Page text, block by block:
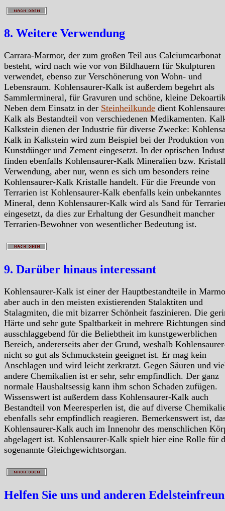
8. Weitere Verwendung
Carrara-Marmor, der zum großen Teil aus Calciumcarbonat
besteht, wird nach wie vor von Bildhauern für Skulpturen
verwendet, ebenso zur Verschönerung von Wohn- und
Lebensraum. Kohlensaurer-Kalk ist außerdem begehrt als
Sammlermineral, für Gravuren und schöne, kleine
Neben dem Einsatz in der Steinheilkunde dient
Kalk als Bestandteil von verschiedenen Medikamenten.
Kalkstein dienen der Industrie für diverse Zwecke:
Kalk in Kalkstein wird zum Beispiel bei der Produktion von
Kunstdünger und Zement eingesetzt. In der optischen
finden ebenfalls Kohlensaurer-Kalk Mineralien bzw.
Verwendung, aber nur, wenn es sich um besonders reine
Kohlensaurer-Kalk Kristalle handelt. Für die Freunde von
Terrarien ist Kohlensaurer-Kalk ebenfalls kein unbekanntes
Mineral, denn Kohlensaurer-Kalk wird als Sand für
eingesetzt, da dies zur Erhaltung der Gesundheit mancher
Terrarien-Bewohner von wesentlicher Bedeutung ist.
9. Darüber hinaus interessant
Kohlensaurer-Kalk ist einer der Hauptbestandteile in
aber auch in den meisten existierenden Stalaktiten und
Stalagmiten, die mit bizarrer Schönheit faszinieren. Die
Härte und sehr gute Spaltbarkeit in mehrere Richtungen sind
ausschlaggebend für die Beliebtheit im kunstgewerblichen
Bereich, andererseits aber der Grund, weshalb
nicht so gut als Schmuckstein geeignet ist. Er mag kein
Anschlagen und wird leicht zerkratzt. Gegen Säuren und
andere Chemikalien ist er sehr, sehr empfindlich. Der ganz
normale Haushaltsessig kann ihm schon Schaden zufügen.
Wissenswert ist außerdem dass Kohlensaurer-Kalk auch
Bestandteil von Meeresperlen ist, die auf diverse
ebenfalls sehr empfindlich reagieren. Bemerkenswert ist,
Kohlensaurer-Kalk auch im Innenohr des menschlichen
abgelagert ist. Kohlensaurer-Kalk spielt hier eine Rolle für
sogenannte Gleichgewichtsorgan.
Helfen Sie uns und anderen